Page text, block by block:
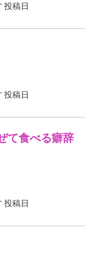
投稿日
投稿日
て食べる癖辞
投稿日